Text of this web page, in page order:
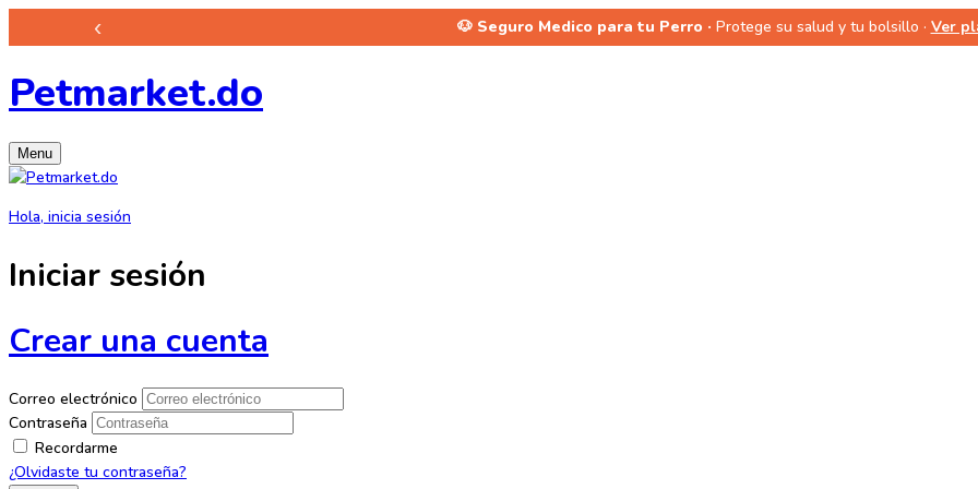
‹ 🐶 Seguro Medico para tu Perro · Protege su salud y tu bolsillo · Ver
Petmarket.do
Menu
Hola, inicia sesión
Iniciar sesión
Crear una cuenta
Correo electrónico
Contraseña
Recordarme
¿Olvidaste tu contraseña?